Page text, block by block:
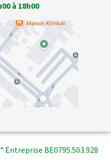
à 18h00
Entreprise BE0795.503.928